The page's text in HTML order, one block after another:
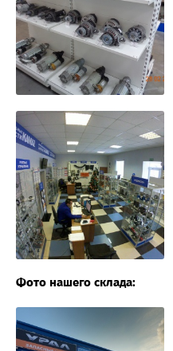
Фото нашего склада: